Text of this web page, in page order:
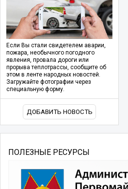
Если Вы стали свидетелем аварии,
пожара, необычного погодного
явления, провала дороги или
прорыва теплотрассы, сообщите об
этом в ленте народных новостей.
Загружайте фотографии через
специальную форму.
ДОБАВИТЬ НОВОСТЬ
ПОЛЕЗНЫЕ РЕСУРСЫ